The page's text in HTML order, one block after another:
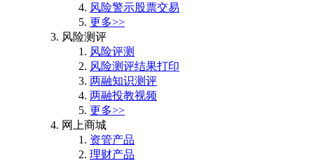
风险警示股票交易
更多>>
风险测评
风险评测
风险测评结果打印
两融知识测评
两融投教视频
更多>>
网上商城
资管产品
理财产品